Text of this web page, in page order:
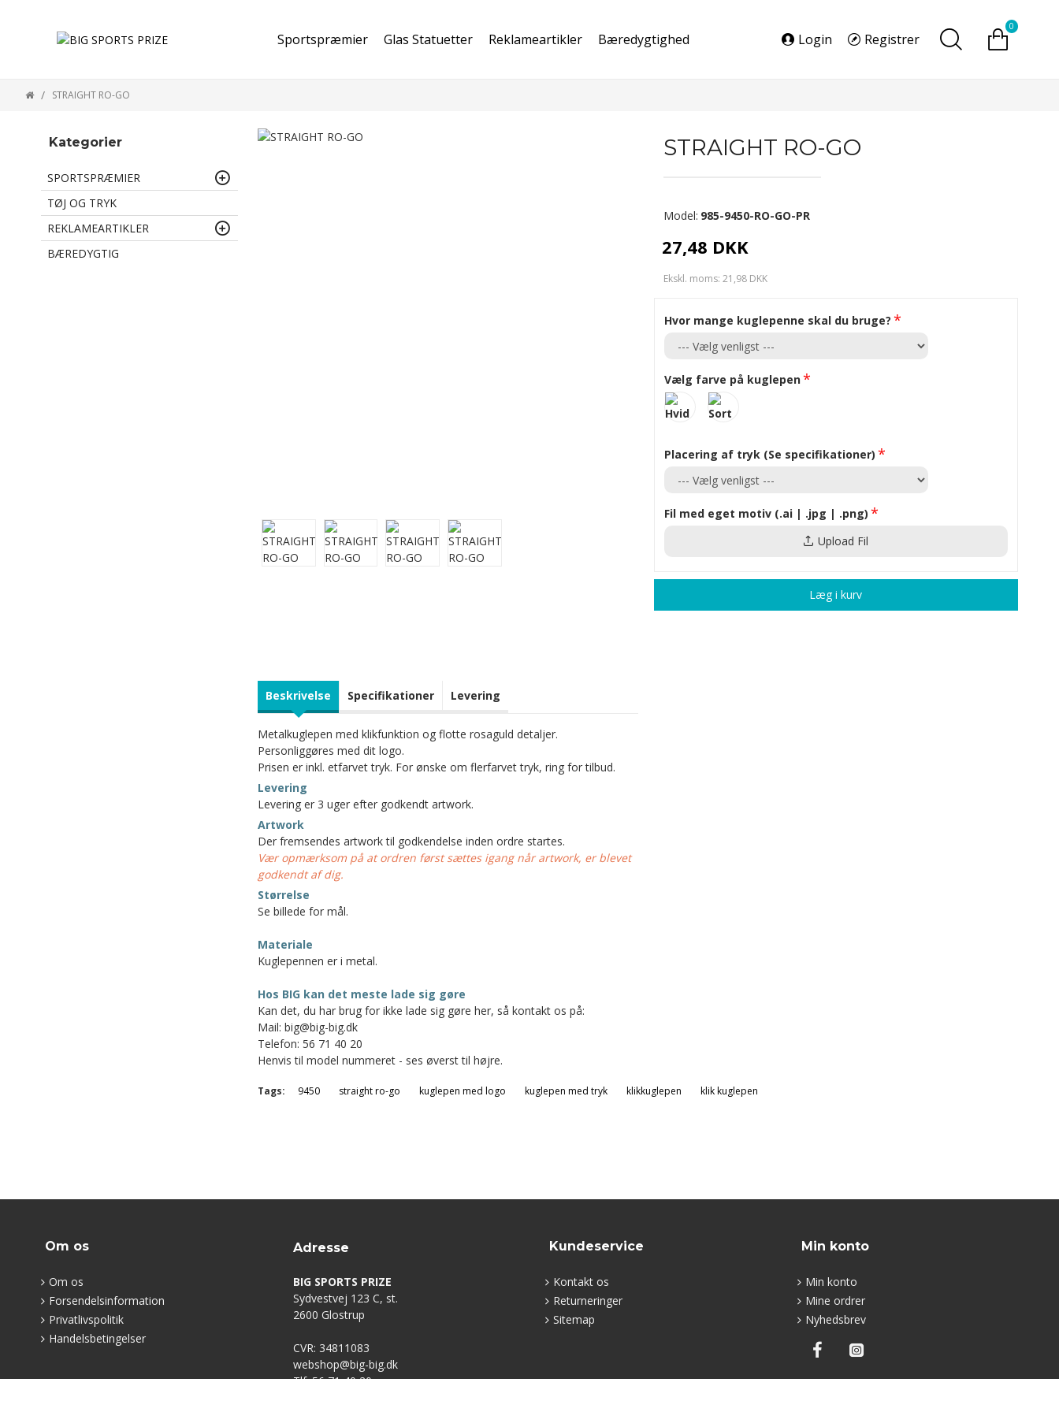
Sportspræmier Glas Statuetter Reklameartikler Bæredygtighed Login Registrer
0
STRAIGHT RO-GO
Kategorier
SPORTSPRÆMIER
TØJ OG TRYK
REKLAMEARTIKLER
BÆREDYGTIG
Beskrivelse Specifikationer Levering
Metalkuglepen med klikfunktion og flotte rosaguld detaljer.
Personliggøres med dit logo.
Prisen er inkl. etfarvet tryk. For ønske om flerfarvet tryk, ring for tilbud.
Levering
Levering er 3 uger efter godkendt artwork.
Artwork
Der fremsendes artwork til godkendelse inden ordre startes.
Vær opmærksom på at ordren først sættes igang når artwork, er blevet
godkendt af dig.
Størrelse
Se billede for mål.
Materiale
Kuglepennen er i metal.
Hos BIG kan det meste lade sig gøre
Kan det, du har brug for ikke lade sig gøre her, så kontakt os på:
Mail: big@big-big.dk
Telefon: 56 71 40 20
Henvis til model nummeret - ses øverst til højre.
STRAIGHT RO-GO
27,48 DKK
Ekskl. moms: 21,98 DKK
Model: 985-9450-RO-GO-PR
Hvor mange kuglepenne skal du bruge?
Vælg farve på kuglepen
Placering af tryk (Se specifikationer)
Fil med eget motiv (.ai | .jpg | .png)
Upload Fil
Læg i kurv
Tags: 9450 straight ro-go kuglepen med logo kuglepen med tryk klikkuglepen klik kuglepen
Om os
Om os
Forsendelsinformation
Privatlivspolitik
Handelsbetingelser
Adresse
BIG SPORTS PRIZE
Sydvestvej 123 C, st.
2600 Glostrup
CVR: 34811083
webshop@big-big.dk
Tlf: 56 71 40 20
Kundeservice
Kontakt os
Returneringer
Sitemap
Min konto
Min konto
Mine ordrer
Nyhedsbrev